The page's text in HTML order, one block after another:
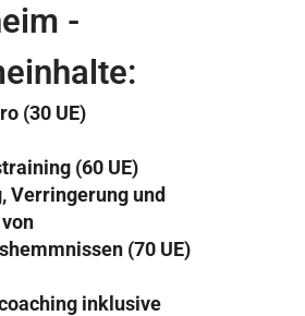
-
(30 UE)
(60 UE)
Verringerung und
(70 UE)
inklusive